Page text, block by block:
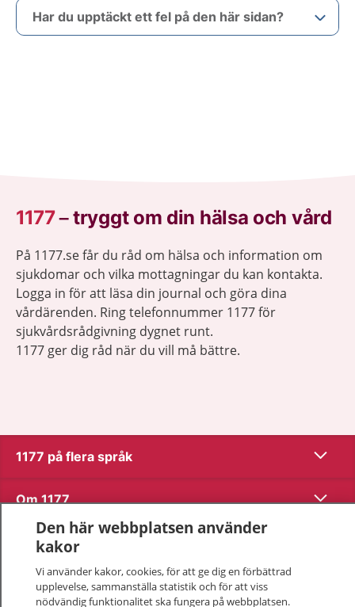
Har du upptäckt ett fel på den här sidan?
1177–tryggt om din hälsa och vård
På 1177.se får du råd om hälsa och information om
sjukdomar och vilka mottagningar du kan kontakta.
Logga in för att läsa din journal och göra dina
vårdärenden. Ring telefonnummer 1177 för
sjukvårdsrådgivning dygnet runt.
1177 ger dig råd när du vill må bättre.
1177 på flera språk Visa
Om 1177 Visa
Kontakt
Behandling av personuppgifter
Den här webbplatsen använder
kakor
Vi använder kakor, cookies, för att ge dig en förbättrad
upplevelse, sammanställa statistik och för att viss
nödvändig funktionalitet ska fungera på webbplatsen.